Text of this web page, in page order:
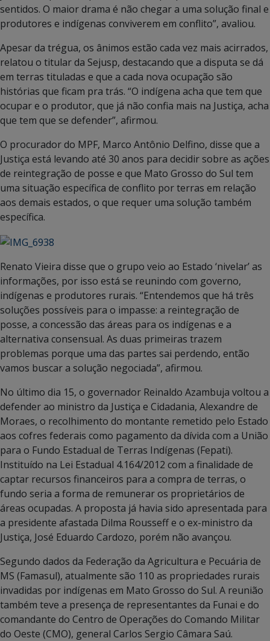
sentidos. O maior drama é não chegar a uma solução final e
produtores e indígenas conviverem em conflito”, avaliou.
Apesar da trégua, os ânimos estão cada vez mais acirrados,
relatou o titular da Sejusp, destacando que a disputa se dá
em terras tituladas e que a cada nova ocupação são
histórias que ficam pra trás. “O indígena acha que tem que
ocupar e o produtor, que já não confia mais na Justiça, acha
que tem que se defender”, afirmou.
O procurador do MPF, Marco Antônio Delfino, disse que a
Justiça está levando até 30 anos para decidir sobre as ações
de reintegração de posse e que Mato Grosso do Sul tem
uma situação específica de conflito por terras em relação
aos demais estados, o que requer uma solução também
específica.
Renato Vieira disse que o grupo veio ao Estado ‘nivelar’ as
informações, por isso está se reunindo com governo,
indígenas e produtores rurais. “Entendemos que há três
soluções possíveis para o impasse: a reintegração de
posse, a concessão das áreas para os indígenas e a
alternativa consensual. As duas primeiras trazem
problemas porque uma das partes sai perdendo, então
vamos buscar a solução negociada”, afirmou.
No último dia 15, o governador Reinaldo Azambuja voltou a
defender ao ministro da Justiça e Cidadania, Alexandre de
Moraes, o recolhimento do montante remetido pelo Estado
aos cofres federais como pagamento da dívida com a União
para o Fundo Estadual de Terras Indígenas (Fepati).
Instituído na Lei Estadual 4.164/2012 com a finalidade de
captar recursos financeiros para a compra de terras, o
fundo seria a forma de remunerar os proprietários de
áreas ocupadas. A proposta já havia sido apresentada para
a presidente afastada Dilma Rousseff e o ex-ministro da
Justiça, José Eduardo Cardozo, porém não avançou.
Segundo dados da Federação da Agricultura e Pecuária de
MS (Famasul), atualmente são 110 as propriedades rurais
invadidas por indígenas em Mato Grosso do Sul. A reunião
também teve a presença de representantes da Funai e do
comandante do Centro de Operações do Comando Militar
do Oeste (CMO), general Carlos Sergio Câmara Saú.